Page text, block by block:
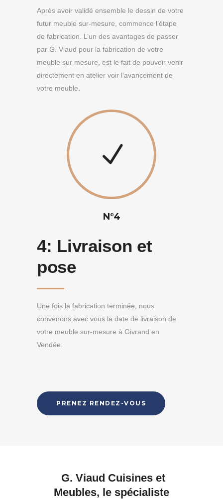
Après avoir validé ensemble le dessin de votre
futur meuble sur-mesure, commence l’étape
de fabrication. L’un des avantages de passer
par G. Viaud pour la fabrication de votre
meuble sur mesure, est le fait de pouvoir venir
directement en atelier voir l’avancement de
votre meuble.
N°4
4: Livraison et
pose
Une fois la fabrication terminée, nous
convenons avec vous la date de livraison de
votre meuble sur-mesure à Givrand en
Vendée.
PRENEZ RENDEZ-VOUS
G. Viaud Cuisines et
Meubles, le spécialiste